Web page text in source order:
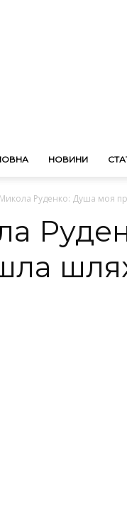
НОВИНИ
Микола Руденко: Душа моя